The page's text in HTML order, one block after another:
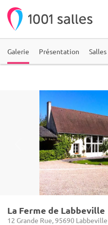
Galerie Présentation Salles
La Ferme de Labbeville
12 Grande Rue, 95690 Labbeville